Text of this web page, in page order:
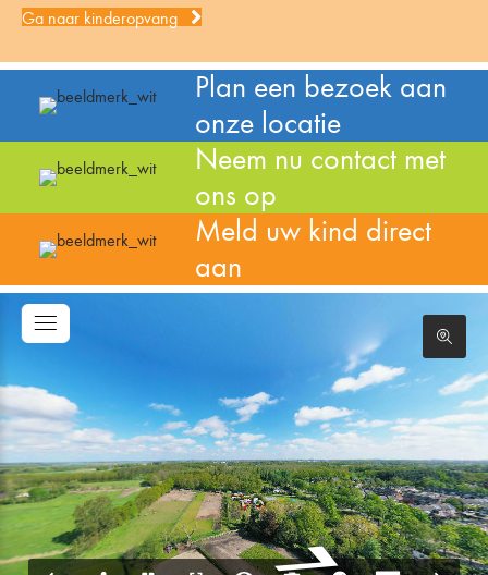
Ga naar kinderopvang
Plan een bezoek aan
onze locatie
Neem nu contact met
ons op
Meld uw kind direct
aan